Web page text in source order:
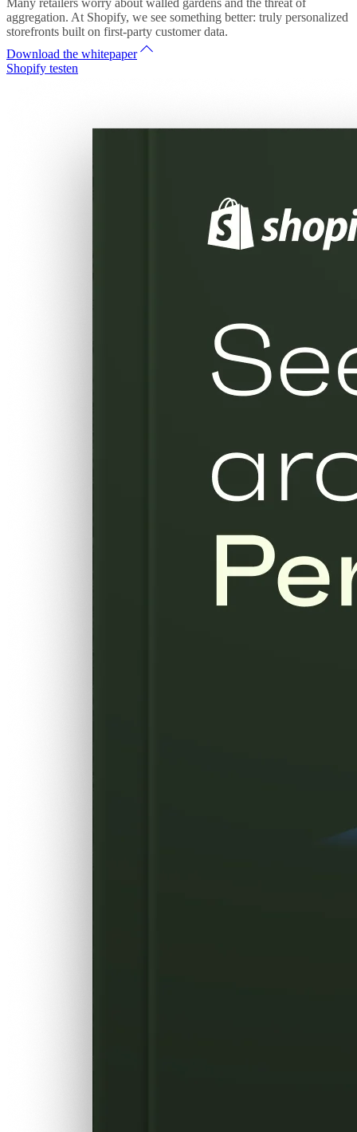
Many retailers worry about walled gardens and the threat of
aggregation. At Shopify, we see something better: truly personalized
storefronts built on first-party customer data.
Download the whitepaper
Shopify testen